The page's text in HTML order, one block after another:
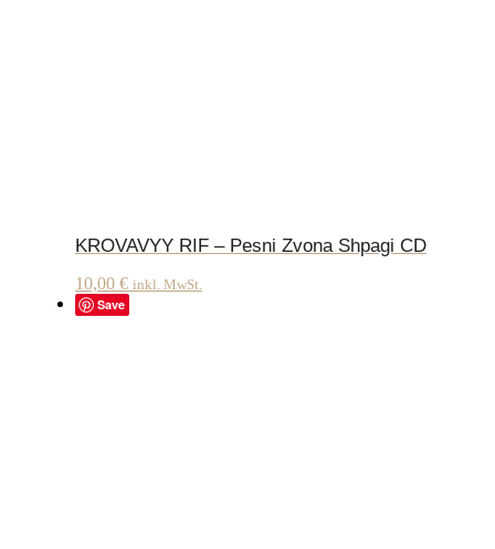
KROVAVYY RIF – Pesni Zvona Shpagi CD
10,00 € inkl. MwSt.
Save